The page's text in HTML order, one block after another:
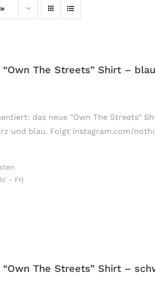
The Streets” Shirt – blau
das neue "Own The Streets"
und blau. Folgt instagram.com/
- Fr)
The Streets” Shirt –